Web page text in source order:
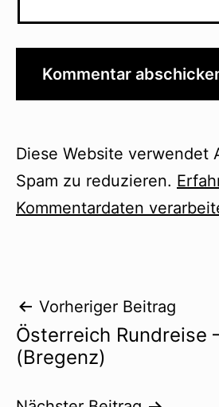
Diese Website verwendet
Spam zu reduzieren.
Kommentardaten
Vorheriger Beitrag
Österreich Rundreise
(Bregenz)